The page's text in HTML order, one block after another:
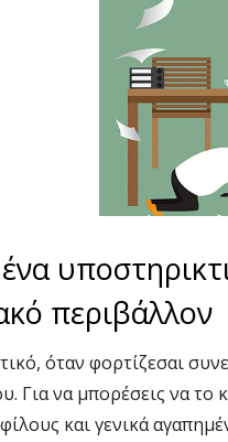
περιβάλλον
όταν φορτίζεσαι
Για να μπορέσεις να το
φίλους και γενικά